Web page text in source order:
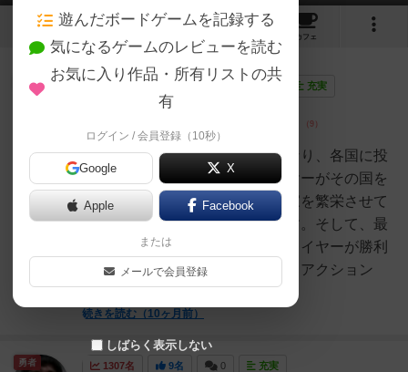
4 2
カフェ
957名 画像 充実
プレイヤーは国際的な投資家となり、各国に投
資して最も投資しているプレイヤーがその国を
操ってアクションを選択し、国家を繁栄させて
投資した債券を膨らしていきます。そして、最
終的に最も債券により稼いだプレイヤーが勝利
する投資を楽しめるゲームです。アクション
は、マックゲルツお馴染み...
続きを読む（10ヶ月前）
仙人
1307名 9名 0 充実
勇者
遊んだボードゲームを記録する
気になるゲームのレビューを読む
お気に入り作品・所有リストの共
有
ログイン / 会員登録（10秒）
Google X
Apple Facebook
または
メールで会員登録
しばらく表示しない